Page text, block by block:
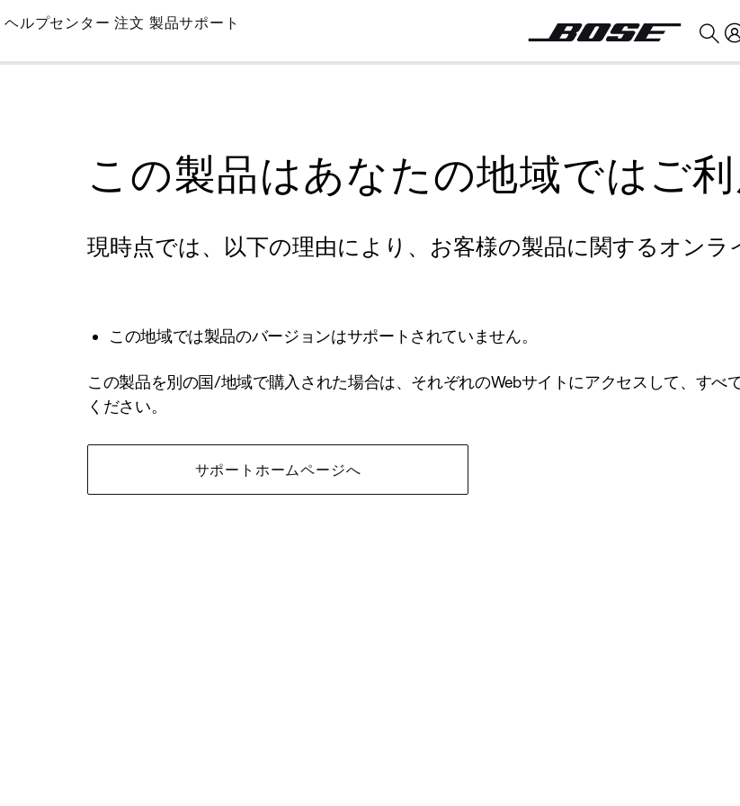
Skip
Main
ヘルプセンター 注文 製品サポート
この製品はあなたの地域ではご
現時点では、以下の理由により、お客様の製品に関するオンラ
この地域では製品のバージョンはサポートされていません。
この製品を別の国/地域で購入された場合は、それぞれのWebサイトにアクセスして、すべ
ください。
サポートホームページへ